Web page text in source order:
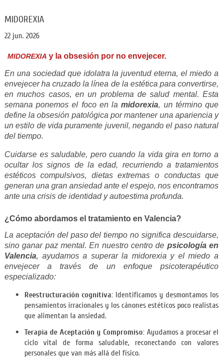
MIDOREXIA
22 jun. 2026
MIDOREXIA y la obsesión por no envejecer.
En una sociedad que idolatra la juventud eterna, el miedo a
envejecer ha cruzado la línea de la estética para convertirse,
en muchos casos, en un problema de salud mental. Esta
semana ponemos el foco en lamidorexia, un término que
define la obsesión patológica por mantener una apariencia y
un estilo de vida puramente juvenil, negando el paso natural
del tiempo.
Cuidarse es saludable, pero cuando la vida gira en torno a
ocultar los signos de la edad, recurriendo a tratamientos
estéticos compulsivos, dietas extremas o conductas que
generan una gran ansiedad ante el espejo, nos encontramos
ante una crisis de identidad y autoestima profunda.
¿Cómo abordamos el tratamiento en Valencia?
La aceptación del paso del tiempo no significa descuidarse,
sino ganar paz mental. En nuestro centro de psicología en
Valencia, ayudamos a superar la midorexia y el miedo a
envejecer a través de un enfoque psicoterapéutico
especializado:
Reestructuración cognitiva:Identificamos y desmontamos los
pensamientos irracionales y los cánones estéticos poco realistas
que alimentan la ansiedad.
Terapia de Aceptación y Compromiso: Ayudamos a procesar el
ciclo vital de forma saludable, reconectando con valores
personales que van más allá del físico.